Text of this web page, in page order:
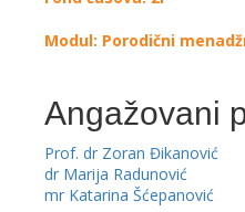
Modul: Porodični
Angažovani
Prof. dr Zoran Đikanović
dr Marija Radunović
mr Katarina Šćepanović